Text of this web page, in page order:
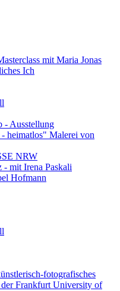
mit Maria Jonas
Ich
- Ausstellung
heimatlos" Malerei von
NRW
mit Irena Paskali
Hofmann
fotografisches
Frankfurt University of